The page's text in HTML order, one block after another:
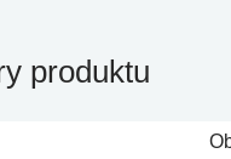
produktu